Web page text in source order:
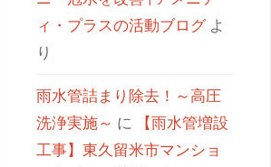
ィ・プラスの活動ブログよ
り
雨水管詰まり除去！～高圧
洗浄実施～ に
【雨水管増設
工事】東久留米市マンショ